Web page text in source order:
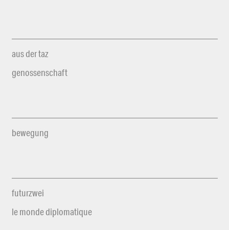
aus der taz
genossenschaft
bewegung
futurzwei
le monde diplomatique